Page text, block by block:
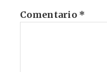
Comentario *